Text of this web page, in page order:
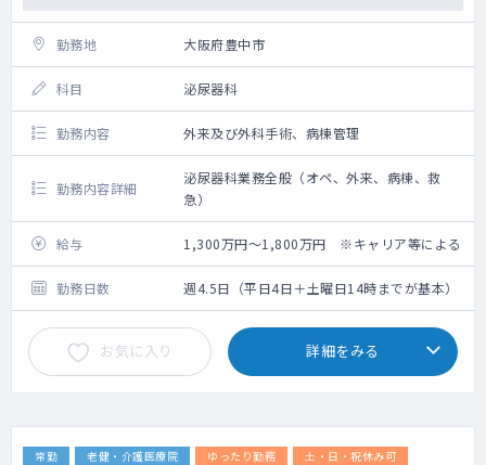
勤務地 大阪府豊中市
科目 泌尿器科
勤務内容 外来及び外科手術、病棟管理
勤務内容詳細
泌尿器科業務全般（オペ、外来、病棟、救
急）
給与 1,300万円～1,800万円 ※キャリア等による
勤務日数 週4.5日（平日4日＋土曜日14時までが基本）
お気に入り 詳細をみる
常勤 老健・介護医療院 ゆったり勤務
土・日・祝休み可